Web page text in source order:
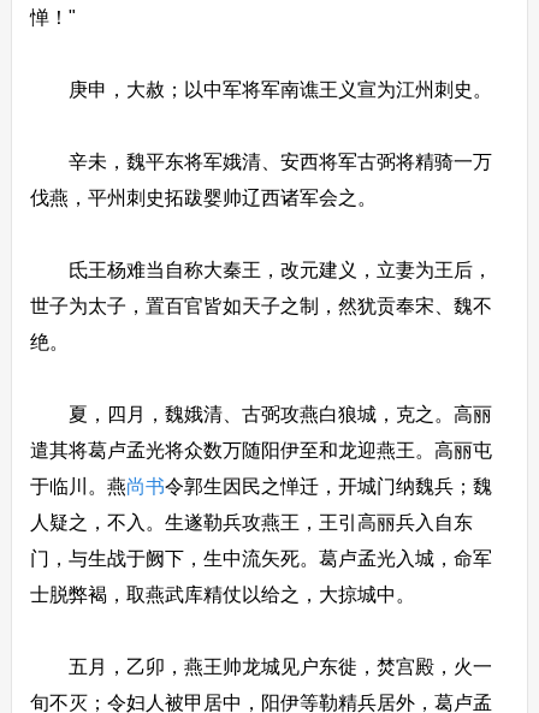
惮！"
庚申，大赦；以中军将军南谯王义宣为江州刺史。
辛未，魏平东将军娥清、安西将军古弼将精骑一万
伐燕，平州刺史拓跋婴帅辽西诸军会之。
氐王杨难当自称大秦王，改元建义，立妻为王后，
世子为太子，置百官皆如天子之制，然犹贡奉宋、魏不
绝。
夏，四月，魏娥清、古弼攻燕白狼城，克之。高丽
遣其将葛卢孟光将众数万随阳伊至和龙迎燕王。高丽屯
于临川。燕尚书令郭生因民之惮迁，开城门纳魏兵；魏
人疑之，不入。生遂勒兵攻燕王，王引高丽兵入自东
门，与生战于阙下，生中流矢死。葛卢孟光入城，命军
士脱弊褐，取燕武库精仗以给之，大掠城中。
五月，乙卯，燕王帅龙城见户东徙，焚宫殿，火一
旬不灭；令妇人被甲居中，阳伊等勒精兵居外，葛卢孟